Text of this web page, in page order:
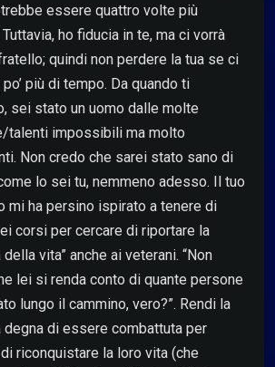
essere quattro volte più
ho fiducia in te, ma ci vorrà
quindi non perdere la tua se ci
po’ più di tempo. Da quando ti
sei stato un uomo dalle molte
talenti impossibili ma molto
Non credo che sarei stato sano di
lo sei tu, nemmeno adesso. Il tuo
mi ha persino ispirato a tenere di
corsi per cercare di riportare la
della vita” anche ai veterani. “Non
lei si renda conto di quante persone
lungo il cammino, vero?”. Rendi la
degna di essere combattuta per
riconquistare la loro vita (che